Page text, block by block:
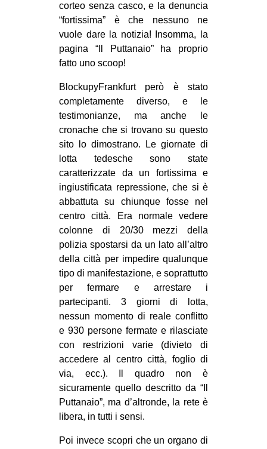
CULTURE
ARTE
CINEMA
MANIFESTI
MUSICA
INTERNAZIONALE
AFRICA
AMERICHE
ESTREMO ORIENTE
EUROPA
MEDIO ORIENTE
MONDO
in
Fb
tw
bsky
ms
SEARCH
corteo senza casco, e la denuncia
“fortissima” è che nessuno ne
vuole dare la notizia! Insomma, la
pagina “Il Puttanaio” ha proprio
fatto uno scoop!
BlockupyFrankfurt però è stato
completamente diverso, e le
testimonianze, ma anche le
cronache che si trovano su questo
sito lo dimostrano. Le giornate di
lotta tedesche sono state
caratterizzate da un fortissima e
ingiustificata repressione, che si è
abbattuta su chiunque fosse nel
centro città. Era normale vedere
colonne di 20/30 mezzi della
polizia spostarsi da un lato all’altro
della città per impedire qualunque
tipo di manifestazione, e soprattutto
per fermare e arrestare i
partecipanti. 3 giorni di lotta,
nessun momento di reale conflitto
e 930 persone fermate e rilasciate
con restrizioni varie (divieto di
accedere al centro città, foglio di
via, ecc.). Il quadro non è
sicuramente quello descritto da “Il
Puttanaio”, ma d’altronde, la rete è
libera, in tutti i sensi.
Poi invece scopri che un organo di